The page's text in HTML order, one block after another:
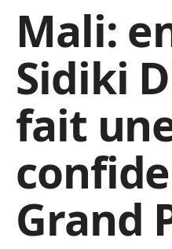
Mali:
Sidiki
fait
Grand